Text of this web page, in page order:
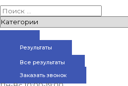
Результаты
Все результаты
Заказать звонок